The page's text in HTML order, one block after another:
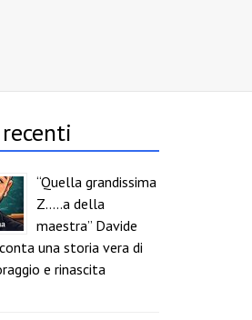
“Quella grandissima
Z…..a della
maestra” Davide
una storia vera di
e rinascita